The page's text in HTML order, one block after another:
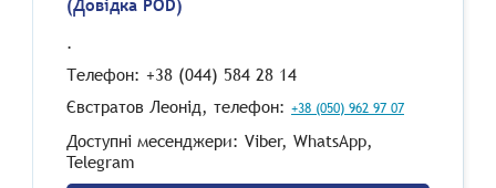
(Довідка POD)
.
Телефон: +38 (044) 584 28 14
Євстратов Леонід, телефон: +38 (050) 962 97 07
Доступні месенджери: Viber, WhatsApp,
Telegram